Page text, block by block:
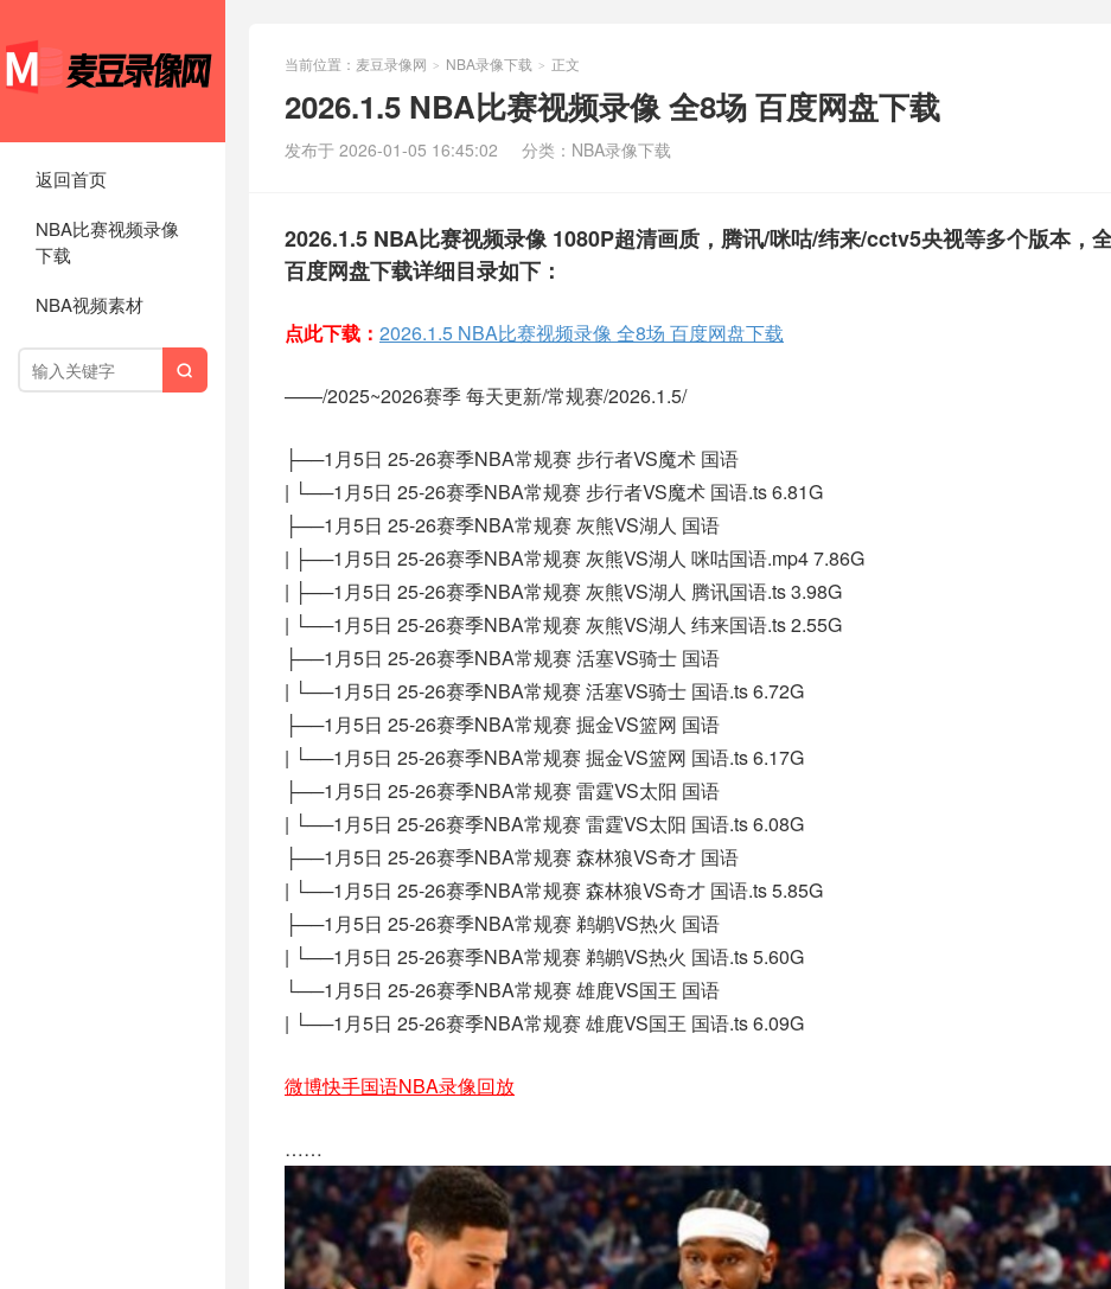
返回首页
NBA比赛视频录像
下载
NBA视频素材

当前位置： 麦豆录像网 > NBA录像下载 > 正文
2026.1.5 NBA比赛视频录像 全8场 百度网盘下载
发布于 2026-01-05 16:45:02 分类： NBA录像下载
2026.1.5 NBA比赛视频录像 1080P超清画质，腾讯/咪咕/纬来/cctv5央视等多个版本，
百度网盘下载详细目录如下：
点此下载： 2026.1.5 NBA比赛视频录像 全8场 百度网盘下载
——/2025~2026赛季 每天更新/常规赛/2026.1.5/
├──1月5日 25-26赛季NBA常规赛 步行者VS魔术 国语
| └──1月5日 25-26赛季NBA常规赛 步行者VS魔术 国语.ts 6.81G
├──1月5日 25-26赛季NBA常规赛 灰熊VS湖人 国语
| ├──1月5日 25-26赛季NBA常规赛 灰熊VS湖人 咪咕国语.mp4 7.86G
| ├──1月5日 25-26赛季NBA常规赛 灰熊VS湖人 腾讯国语.ts 3.98G
| └──1月5日 25-26赛季NBA常规赛 灰熊VS湖人 纬来国语.ts 2.55G
├──1月5日 25-26赛季NBA常规赛 活塞VS骑士 国语
| └──1月5日 25-26赛季NBA常规赛 活塞VS骑士 国语.ts 6.72G
├──1月5日 25-26赛季NBA常规赛 掘金VS篮网 国语
| └──1月5日 25-26赛季NBA常规赛 掘金VS篮网 国语.ts 6.17G
├──1月5日 25-26赛季NBA常规赛 雷霆VS太阳 国语
| └──1月5日 25-26赛季NBA常规赛 雷霆VS太阳 国语.ts 6.08G
├──1月5日 25-26赛季NBA常规赛 森林狼VS奇才 国语
| └──1月5日 25-26赛季NBA常规赛 森林狼VS奇才 国语.ts 5.85G
├──1月5日 25-26赛季NBA常规赛 鹈鹕VS热火 国语
| └──1月5日 25-26赛季NBA常规赛 鹈鹕VS热火 国语.ts 5.60G
└──1月5日 25-26赛季NBA常规赛 雄鹿VS国王 国语
| └──1月5日 25-26赛季NBA常规赛 雄鹿VS国王 国语.ts 6.09G
微博快手国语NBA录像回放
……